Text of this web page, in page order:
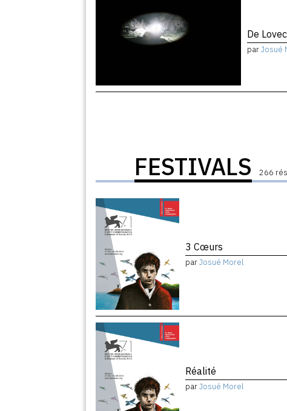
De
parJosué
FESTIVALS 266
3 Cœurs
parJosué Morel
Réalité
parJosué Morel